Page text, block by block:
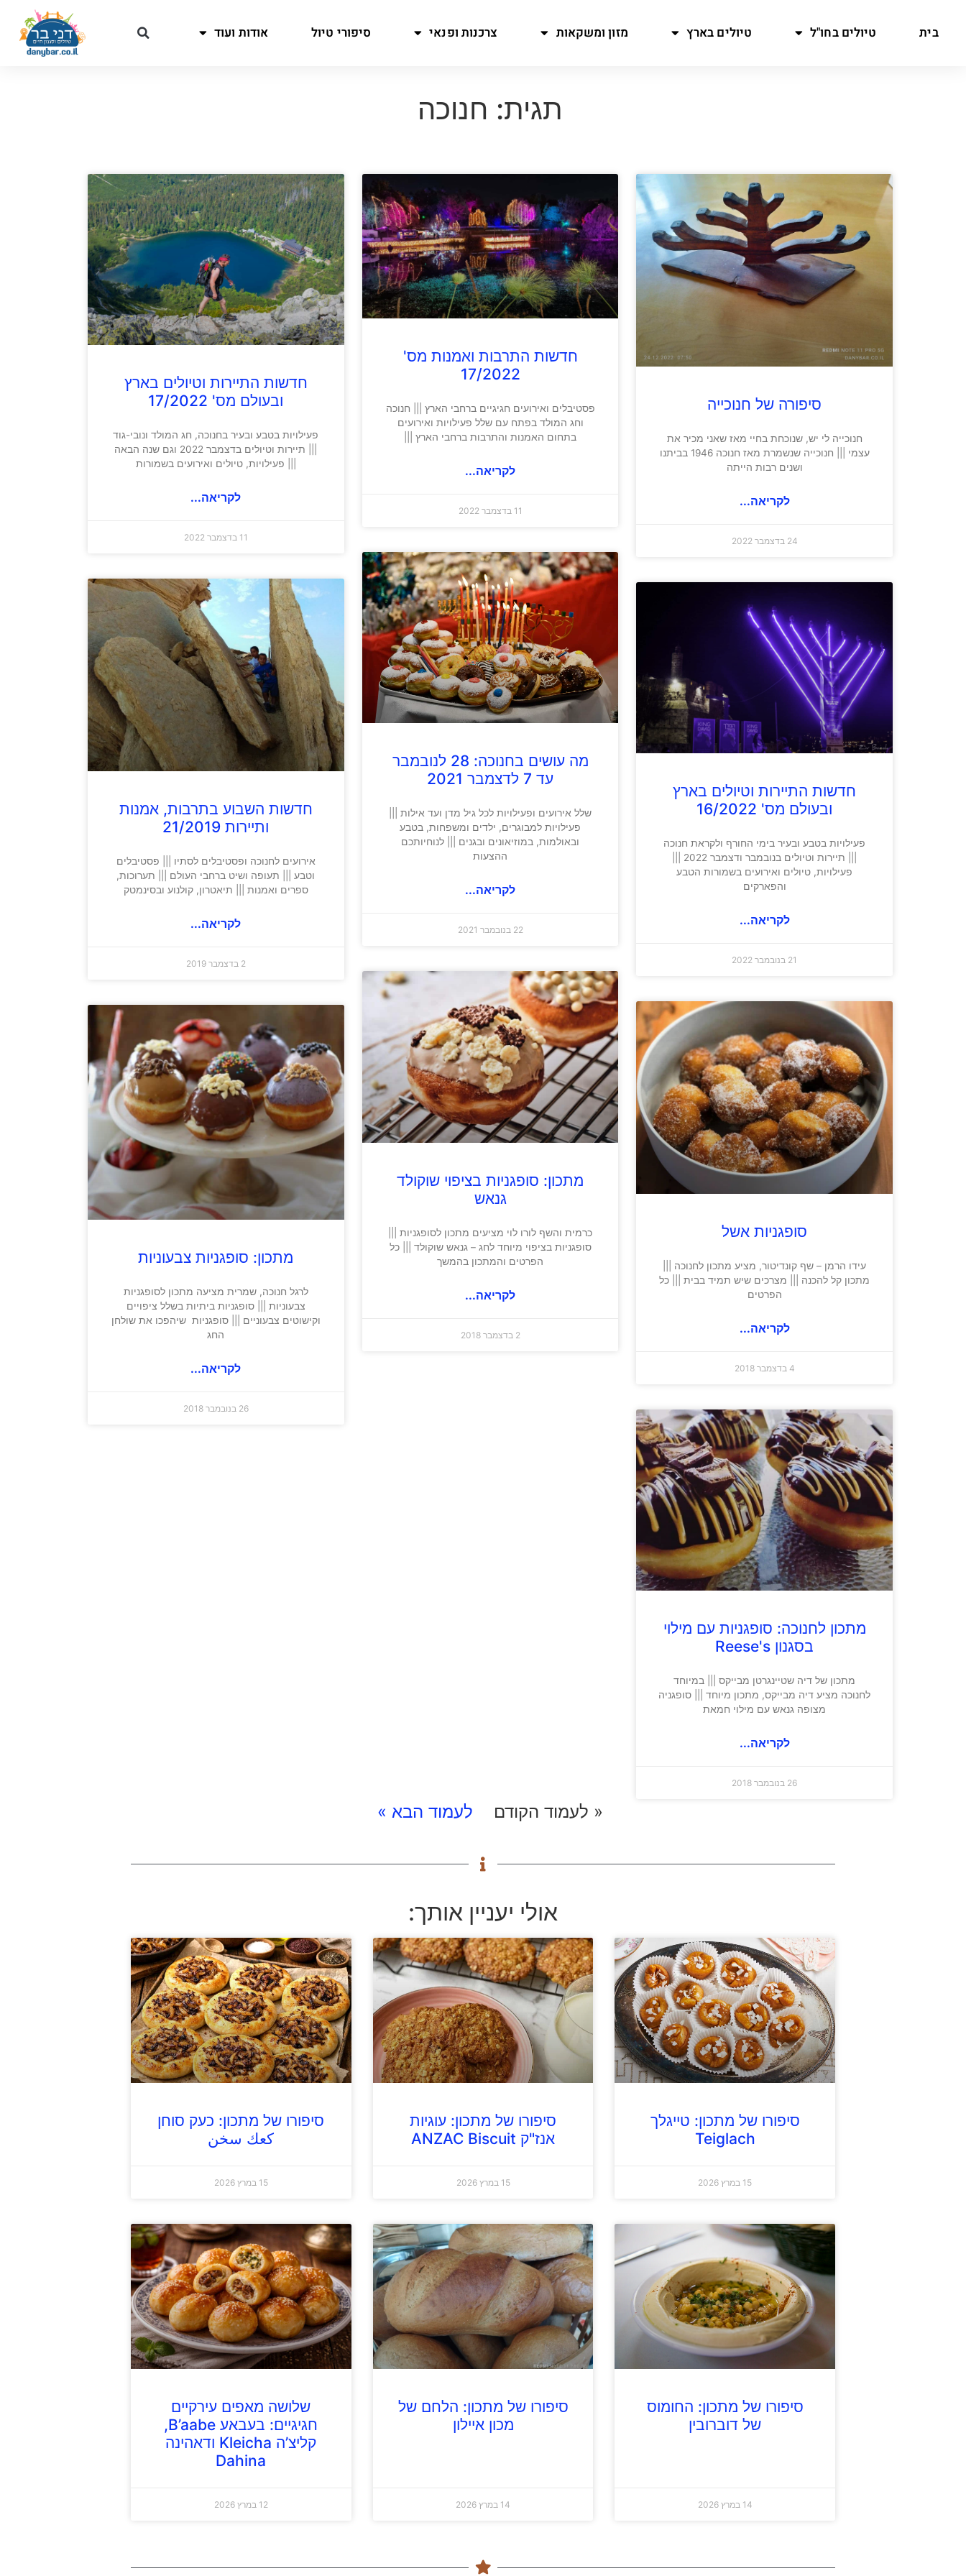
בית טיולים בחו"ל טיולים בארץ מזון ומשקאות צרכנות ופנאי סיפורי טיול אודות ועוד
תגית: חנוכה
סיפורה של חנוכייה
חנוכייה לי יש, שנוכחת בחיי מאז שאני מכיר את
עצמי ||| חנוכייה שנשמרת מאז חנוכה 1946 בביתנו
ושנים רבות הייתה
לקריאה...
24 בדצמבר 2022
חדשות התרבות ואמנות מס'
17/2022
פסטיבלים ואירועים חגיגיים ברחבי הארץ ||| חנוכה
וחג המולד בפתח עם שלל פעילויות ואירועים
בתחום האמנות והתרבות ברחבי הארץ |||
לקריאה...
11 בדצמבר 2022
חדשות התיירות וטיולים בארץ
ובעולם מס' 17/2022
פעילויות בטבע ובעיר בחנוכה, חג המולד ונובי-גוד
||| תיירות וטיולים בדצמבר 2022 וגם שנה הבאה
||| פעילויות, טיולים ואירועים בשמורות
לקריאה...
11 בדצמבר 2022
חדשות התיירות וטיולים בארץ
ובעולם מס' 16/2022
פעילויות בטבע ובעיר בימי החורף ולקראת חנוכה
פעילויות, טיולים ואירועים בשמורות הטבע
והפארקים
לקריאה...
21 בנובמבר 2022
מה עושים בחנוכה: 28 לנובמבר
עד 7 לדצמבר 2021
שלל אירועים ופעילויות לכל גיל מדן ועד אילות |||
פעילויות למבוגרים, ילדים ומשפחות, בטבע
ובאולמות, במוזיאונים ובגנים ||| לנוחיותכם
ההצעות
לקריאה...
22 בנובמבר 2021
חדשות השבוע בתרבות, אמנות
ותיירות 21/2019
אירועים לחנוכה ופסטיבלים לסתיו ||| פסטיבלים
וטבע ||| תעופה ושיט ברחבי העולם ||| תערוכות,
ספרים ואמנות ||| תיאטרון, קולנוע ובסינמטק
לקריאה...
2 בדצמבר 2019
סופגניות אשל
עידו הרמן – שף קונדיטור, מציע מתכון לחנוכה |||
מתכון קל להכנה ||| מצרכים שיש תמיד בבית ||| כל
הפרטים
לקריאה...
4 בדצמבר 2018
מתכון: סופגניות בציפוי שוקולד
גנאש
כרמית והשף לורו לוי מציעים מתכון לסופגניות |||
סופגניות בציפוי מיוחד לחג – גנאש שוקולד ||| כל
הפרטים והמתכון בהמשך
לקריאה...
2 בדצמבר 2018
מתכון: סופגניות צבעוניות
לרגל חנוכה, שמרית מציעה מתכון לסופגניות
צבעוניות ||| סופגניות ביתיות בשלל ציפויים
וקישוטים צבעוניים ||| סופגניות שיהפכו את שולחן
החג
לקריאה...
26 בנובמבר 2018
מתכון לחנוכה: סופגניות עם מילוי
בסגנון Reese's
מתכון של דיה שטיינגרטן מבייקס ||| במיוחד
לחנוכה מציע דיה מבייקס, מתכון מיוחד ||| סופגניה
מצופה גנאש עם מילוי חמאת
לקריאה...
26 בנובמבר 2018
« לעמוד הקודם לעמוד הבא »
אולי יעניין אותך:
סיפורו של מתכון: טייגלך
Teiglach
15 במרץ 2026
סיפורו של מתכון: עוגיות
אנז"ק ANZAC Biscuit
15 במרץ 2026
סיפורו של מתכון: כעק סוחן
كعك سخن
15 במרץ 2026
סיפורו של מתכון: החומוס
של דוברובין
14 במרץ 2026
סיפורו של מתכון: הלחם של
מכון איילון
14 במרץ 2026
שלושה מאפים עירקיים
חגיגיים: בעבאע B’aabe,
קליצ’ה Kleicha ודאהינה
Dahina
12 במרץ 2026